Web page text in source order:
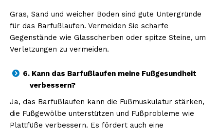
Gras, Sand und weicher Boden sind gute Untergründe
für das Barfußlaufen. Vermeiden Sie scharfe
Gegenstände wie Glasscherben oder spitze Steine, um
Verletzungen zu vermeiden.
6. Kann das Barfußlaufen meine Fußgesundheit
verbessern?
Ja, das Barfußlaufen kann die Fußmuskulatur stärken,
die Fußgewölbe unterstützen und Fußprobleme wie
Plattfüße verbessern. Es fördert auch eine